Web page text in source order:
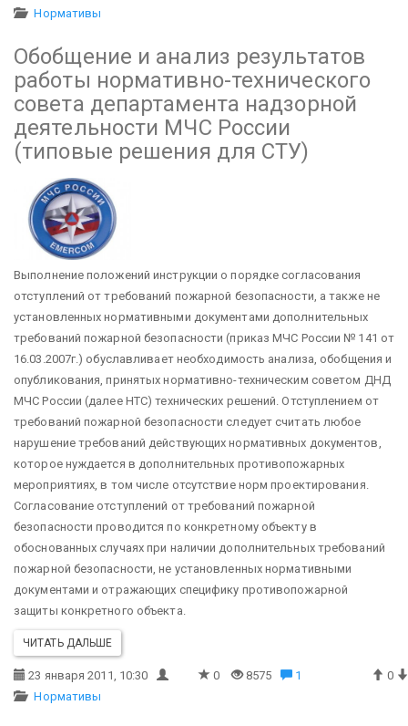
Нормативы
Обобщение и анализ результатов
работы нормативно-технического
совета департамента надзорной
деятельности МЧС России
(типовые решения для СТУ)
Выполнение положений инструкции о порядке согласования
отступлений от требований пожарной безопасности, а также не
установленных нормативными документами дополнительных
требований пожарной безопасности (приказ МЧС России № 141 от
16.03.2007г.) обуславливает необходимость анализа, обобщения и
опубликования, принятых нормативно-техническим советом ДНД
МЧС России (далее НТС) технических решений. Отступлением от
требований пожарной безопасности следует считать любое
нарушение требований действующих нормативных документов,
которое нуждается в дополнительных противопожарных
мероприятиях, в том числе отсутствие норм проектирования.
Согласование отступлений от требований пожарной
безопасности проводится по конкретному объекту в
обоснованных случаях при наличии дополнительных требований
пожарной безопасности, не установленных нормативными
документами и отражающих специфику противопожарной
защиты конкретного объекта.
ЧИТАТЬ ДАЛЬШЕ
23 января 2011, 10:30 0 8575 1
0
Нормативы